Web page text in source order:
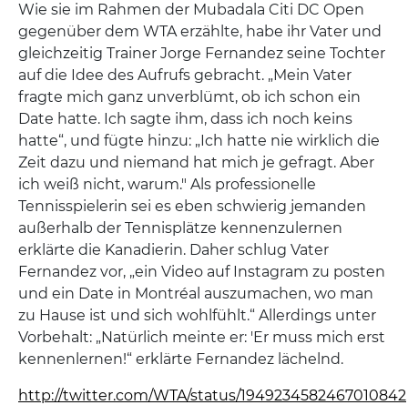
Wie sie im Rahmen der Mubadala Citi DC Open
gegenüber dem WTA erzählte, habe ihr Vater und
gleichzeitig Trainer Jorge Fernandez seine Tochter
auf die Idee des Aufrufs gebracht. „Mein Vater
fragte mich ganz unverblümt, ob ich schon ein
Date hatte. Ich sagte ihm, dass ich noch keins
hatte“, und fügte hinzu: „Ich hatte nie wirklich die
Zeit dazu und niemand hat mich je gefragt. Aber
ich weiß nicht, warum." Als professionelle
Tennisspielerin sei es eben schwierig jemanden
außerhalb der Tennisplätze kennenzulernen
erklärte die Kanadierin. Daher schlug Vater
Fernandez vor, „ein Video auf Instagram zu posten
und ein Date in Montréal auszumachen, wo man
zu Hause ist und sich wohlfühlt.“ Allerdings unter
Vorbehalt: „Natürlich meinte er: 'Er muss mich erst
kennenlernen!“ erklärte Fernandez lächelnd.
http://twitter.com/WTA/status/1949234582467010842